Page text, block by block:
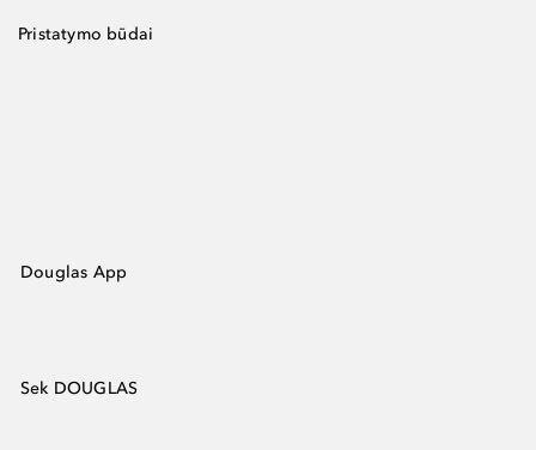
Pristatymo būdai
Douglas App
Sek DOUGLAS